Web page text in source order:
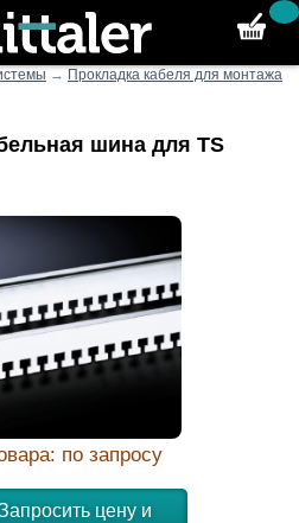
→
Прокладка кабеля для монтажа
шина для TS
по запросу
цену и